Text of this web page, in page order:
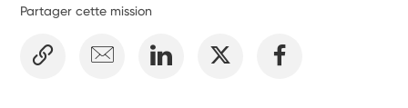
Partager cette mission